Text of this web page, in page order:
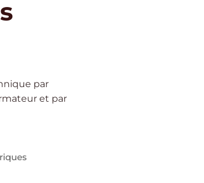
par
et par